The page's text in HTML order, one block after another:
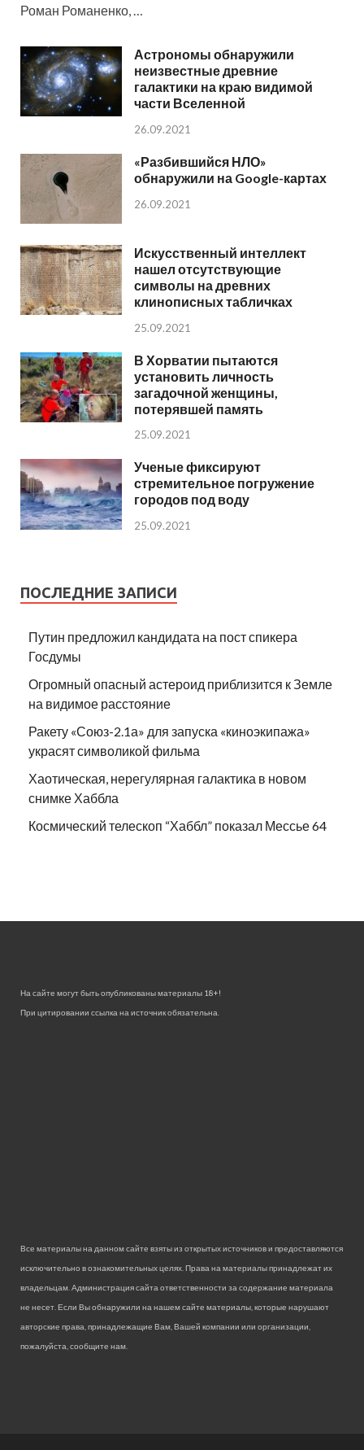
Роман Романенко, …
Астрономы обнаружили
неизвестные древние
галактики на краю видимой
части Вселенной
26.09.2021
«Разбившийся НЛО»
обнаружили на Google-картах
26.09.2021
Искусственный интеллект
нашел отсутствующие
символы на древних
клинописных табличках
25.09.2021
В Хорватии пытаются
установить личность
загадочной женщины,
потерявшей память
25.09.2021
Ученые фиксируют
стремительное погружение
городов под воду
25.09.2021
ПОСЛЕДНИЕ ЗАПИСИ
Путин предложил кандидата на пост спикера
Госдумы
Огромный опасный астероид приблизится к Земле
на видимое расстояние
Ракету «Союз-2.1а» для запуска «киноэкипажа»
украсят символикой фильма
Хаотическая, нерегулярная галактика в новом
снимке Хаббла
Космический телескоп “Хаббл” показал Мессье 64
На сайте могут быть опубликованы материалы 18+!
При цитировании ссылка на источник обязательна.
Все материалы на данном сайте взяты из открытых источников и предоставляются
исключительно в ознакомительных целях. Права на материалы принадлежат их
владельцам. Администрация сайта ответственности за содержание материала
не несет. Если Вы обнаружили на нашем сайте материалы, которые нарушают
авторские права, принадлежащие Вам, Вашей компании или организации,
пожалуйста, сообщите нам.